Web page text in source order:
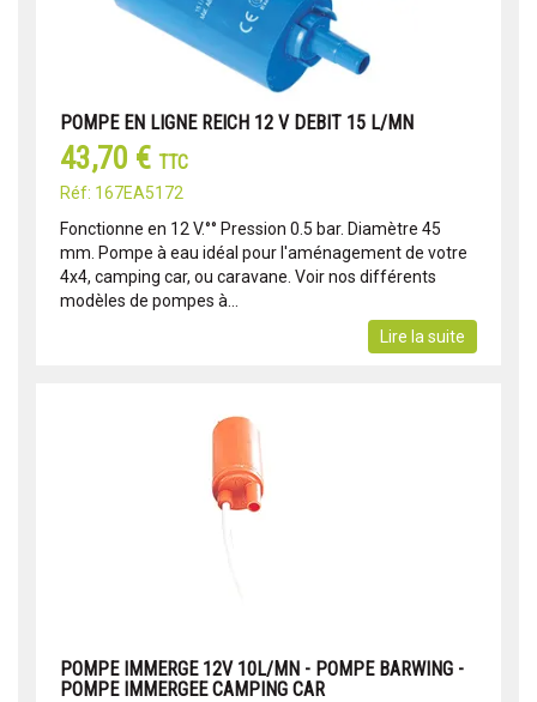
POMPE EN LIGNE REICH 12 V DEBIT 15 L/MN
43,70 € TTC
Réf: 167EA5172
Fonctionne en 12 V.°° Pression 0.5 bar. Diamètre 45
mm. Pompe à eau idéal pour l'aménagement de votre
4x4, camping car, ou caravane. Voir nos différents
modèles de pompes à...
Lire la suite
POMPE IMMERGE 12V 10L/MN - POMPE BARWING -
POMPE IMMERGEE CAMPING CAR